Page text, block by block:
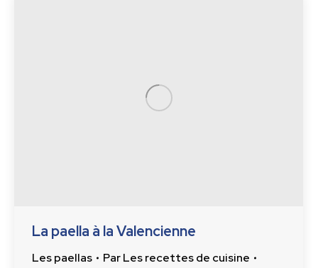
La paella à la Valencienne
Les paellas ParLes recettes de cuisine